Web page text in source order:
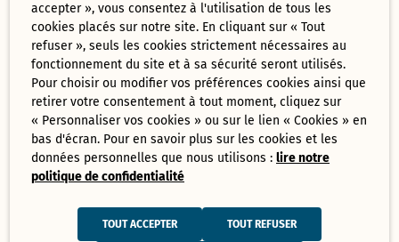
accepter », vous consentez à l'utilisation de tous les
cookies placés sur notre site. En cliquant sur « Tout
refuser », seuls les cookies strictement nécessaires au
fonctionnement du site et à sa sécurité seront utilisés.
Pour choisir ou modifier vos préférences cookies ainsi que
retirer votre consentement à tout moment, cliquez sur
« Personnaliser vos cookies » ou sur le lien « Cookies » en
bas d'écran. Pour en savoir plus sur les cookies et les
données personnelles que nous utilisons :lire notre
politique de confidentialité
TOUT ACCEPTER TOUT REFUSER